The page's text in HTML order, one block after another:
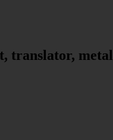
translator,